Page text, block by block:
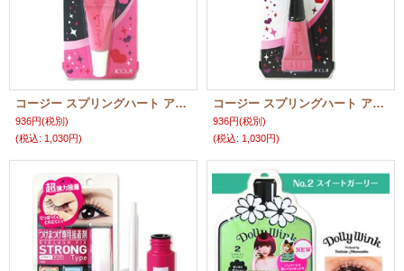
コージー スプリングハート アイラッシュフィックス×6個セット KOJI SpringHeart
936円(税別)
(税込: 1,030円)
コージー スプリングハート アイラッシュフィックス ブラック KOJI SpringHeart つけまつげ専用接着剤×6個セット
936円(税別)
(税込: 1,030円)